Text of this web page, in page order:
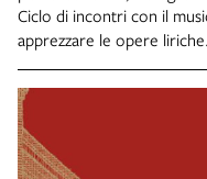
Ciclo di incontri con il
apprezzare le opere liriche.